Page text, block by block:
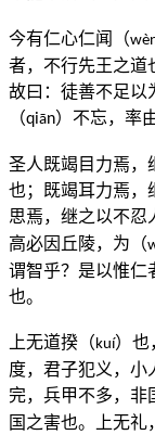
今有仁心仁闻（
者，不行先王之道
故曰：徒善不足以
（qiān）不忘，率
圣人既竭目力焉，
也；既竭耳力焉，
思焉，继之以不忍
高必因丘陵，为（
谓智乎？是以惟仁
也。
上无道揆（ kuí）也
度，君子犯义，小
完，兵甲不多，非
国之害也。上无礼